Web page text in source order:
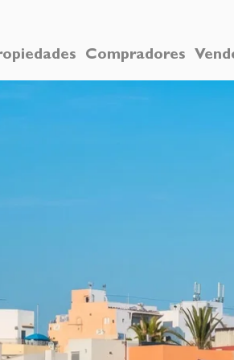
Compradores